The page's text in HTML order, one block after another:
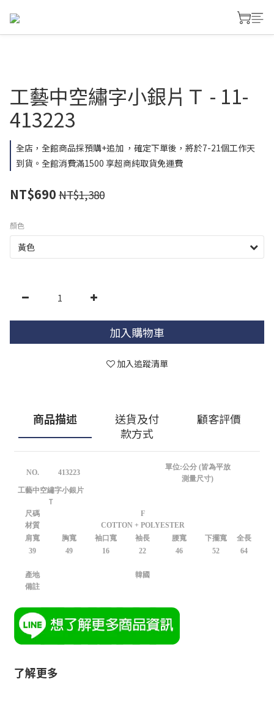
工藝中空繡字小銀片Ｔ - 11-
413223
全店，全館商品採預購+追加 ，確定下單後，將於7-21個工作天
到貨。全館消費滿1500 享超商純取貨免運費
NT$690 NT$1,380
顏色
加入購物車
加入追蹤清單
商品描述
送貨及付
款方式
顧客評價
NO. 413223
單位:公分 (皆為平放
測量尺寸)
工藝中空繡字小銀片
Ｔ
尺碼
F
材質
COTTON + POLYESTER
肩寬
胸寬 袖口寬 袖長 腰寬 下擺寬
全長
39
49 16 22 46 52 64
產地
韓國
備註
了解更多